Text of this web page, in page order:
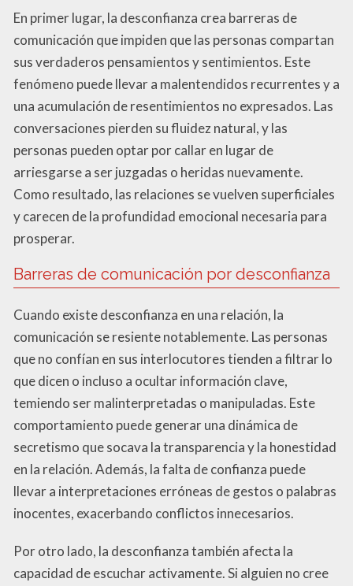
En primer lugar, la desconfianza crea barreras de
comunicación que impiden que las personas compartan
sus verdaderos pensamientos y sentimientos. Este
fenómeno puede llevar a malentendidos recurrentes y a
una acumulación de resentimientos no expresados. Las
conversaciones pierden su fluidez natural, y las
personas pueden optar por callar en lugar de
arriesgarse a ser juzgadas o heridas nuevamente.
Como resultado, las relaciones se vuelven superficiales
y carecen de la profundidad emocional necesaria para
prosperar.
Barreras de comunicación por desconfianza
Cuando existe desconfianza en una relación, la
comunicación se resiente notablemente. Las personas
que no confían en sus interlocutores tienden a filtrar lo
que dicen o incluso a ocultar información clave,
temiendo ser malinterpretadas o manipuladas. Este
comportamiento puede generar una dinámica de
secretismo que socava la transparencia y la honestidad
en la relación. Además, la falta de confianza puede
llevar a interpretaciones erróneas de gestos o palabras
inocentes, exacerbando conflictos innecesarios.
Por otro lado, la desconfianza también afecta la
capacidad de escuchar activamente. Si alguien no cree